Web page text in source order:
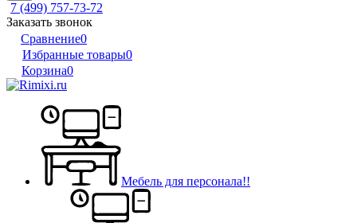
7 (499) 757-73-72
Заказать звонок
Сравнение0
Избранные товары0
Корзина0
Мебель для персонала!!